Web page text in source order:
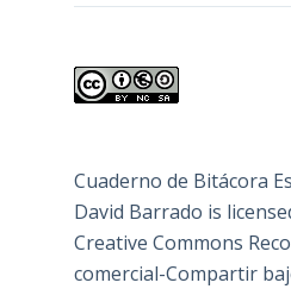
Cuaderno de Bitácora
David Barrado is
Creative Commons
comercial-Compartir